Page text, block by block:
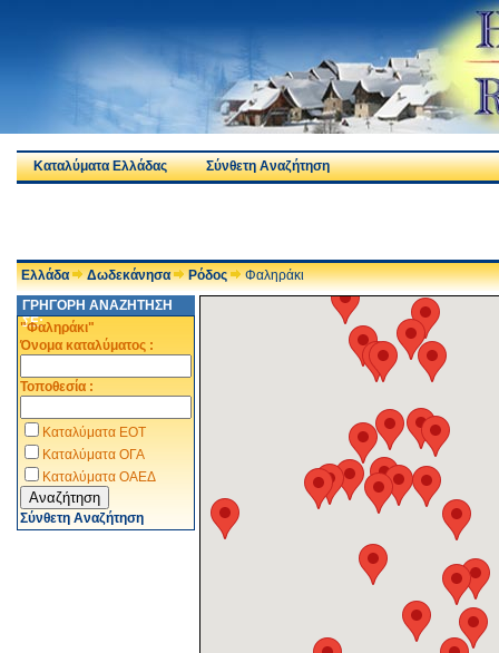
Καταλύματα Ελλάδας Σύνθετη Αναζήτηση
Ελλάδα Δωδεκάνησα Ρόδος
Φαληράκι
ΓΡΗΓΟΡΗ ΑΝΑΖΗΤΗΣΗ
ΣΕ:
"Φαληράκι"
Όνομα καταλύματος :
Τοποθεσία :
Καταλύματα ΕΟΤ
Καταλύματα ΟΓΑ
Καταλύματα ΟΑΕΔ
Σύνθετη Αναζήτηση